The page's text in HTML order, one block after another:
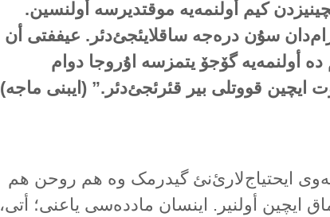
کیم أولنمەیە موقتدیرسە أولنسین.
سۇن درەجە ساقلایئجئ‌دئر. عیففتی أن
دە أولنمەیە گۆجۆ یتمزسە اۇروجا دوام
ایچین قووتلی بیر قئرئجئ‌دئر.” (ایبنی ماجە)
ایحتیاج‌لارئ‌نئ گیدرمک وە هم روحن هم
ایچین أولنیر. اینسان ماددەسی یاعنی؛ أتی،